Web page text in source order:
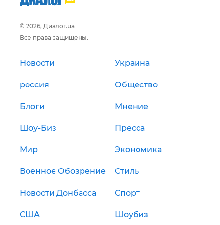
© 2026, Диалог.ua
Все права защищены.
Новости Украина
россия Общество
Блоги Мнение
Шоу-Биз Пресса
Мир Экономика
Военное Обозрение Стиль
Новости Донбасса Спорт
США Шоубиз